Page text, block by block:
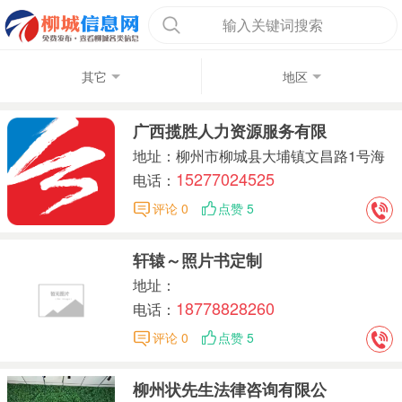
输入关键词搜索
其它 地区
广西揽胜人力资源服务有限
地址：柳州市柳城县大埔镇文昌路1号海
润广场9栋1-4-9号中国邮政储蓄银行（白
阳南路支行）
电话： 15277024525
评论 0 点赞 5
轩辕～照片书定制
地址：
电话： 18778828260
评论 0 点赞 5
柳州状先生法律咨询有限公